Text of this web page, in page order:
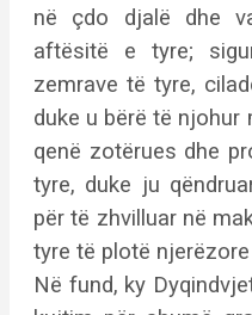
në çdo djalë dhe
aftësitë e tyre;
zemrave të tyre,
duke u bërë të njohur
qenë zotërues dhe
tyre, duke ju
për të zhvilluar në
tyre të plotë
Në fund, ky